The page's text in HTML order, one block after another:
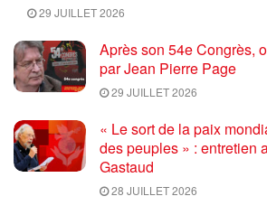
29 JUILLET 2026
Après son 54e Congrès,
par Jean Pierre Page
29 JUILLET 2026
« Le sort de la paix
des peuples » : entretien
Gastaud
28 JUILLET 2026